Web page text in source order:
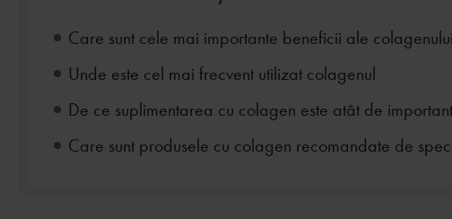
Care sunt cele mai importante beneficii ale
Unde este cel mai frecvent utilizat colagenul
De ce suplimentarea cu colagen este atât de
Care sunt produsele cu colagen recomandate de